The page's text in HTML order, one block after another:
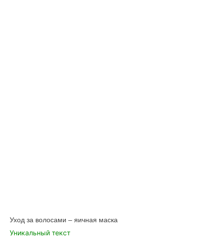
Уход за волосами – яичная маска
Уникальный текст